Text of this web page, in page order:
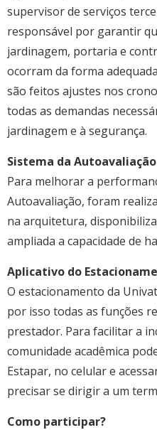
supervisor de serviços
responsável por garantir
jardinagem, portaria e
ocorram da forma
são feitos ajustes nos
todas as demandas
jardinagem e à segurança.
Sistema da Autoavaliação
Para melhorar a
Autoavaliação, foram
na arquitetura,
ampliada a capacidade de
Aplicativo do
O estacionamento da
por isso todas as funções
prestador. Para facilitar a
comunidade acadêmica
Estapar, no celular e
precisar se dirigir a um
Como participar?